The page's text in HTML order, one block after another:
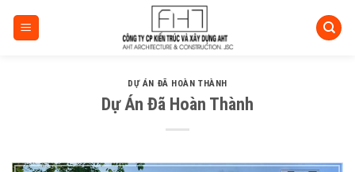
DỰ ÁN ĐÃ HOÀN THÀNH
Dự Án Đã Hoàn Thành